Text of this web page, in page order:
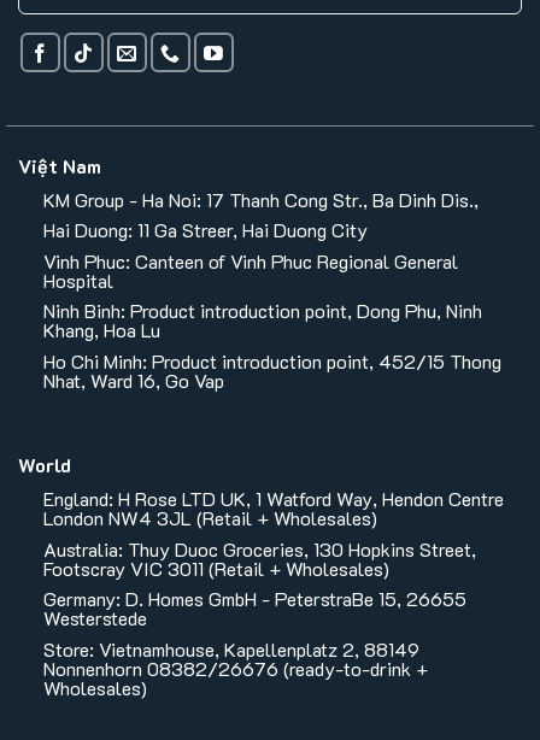
Việt Nam
KM Group - Ha Noi: 17 Thanh Cong Str., Ba Dinh Dis.,
Hai Duong: 11 Ga Streer, Hai Duong City
Vinh Phuc: Canteen of Vinh Phuc Regional General
Hospital
Ninh Binh: Product introduction point, Dong Phu, Ninh
Khang, Hoa Lu
Ho Chi Minh: Product introduction point, 452/15 Thong
Nhat, Ward 16, Go Vap
World
England: H Rose LTD UK, 1 Watford Way, Hendon Centre
London NW4 3JL (Retail + Wholesales)
Australia: Thuy Duoc Groceries, 130 Hopkins Street,
Footscray VIC 3011 (Retail + Wholesales)
Germany: D. Homes GmbH - PeterstraBe 15, 26655
Westerstede
Store: Vietnamhouse, Kapellenplatz 2, 88149
Nonnenhorn 08382/26676 (ready-to-drink +
Wholesales)